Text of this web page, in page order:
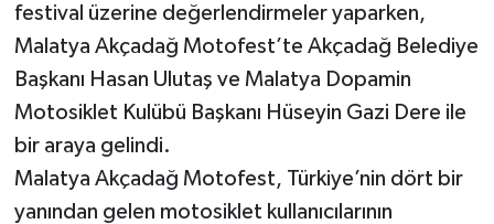
festival üzerine değerlendirmeler yaparken,
Malatya Akçadağ Motofest’te Akçadağ Belediye
Başkanı Hasan Ulutaş ve Malatya Dopamin
Motosiklet Kulübü Başkanı Hüseyin Gazi Dere ile
bir araya gelindi.
Malatya Akçadağ Motofest, Türkiye’nin dört bir
yanından gelen motosiklet kullanıcılarının